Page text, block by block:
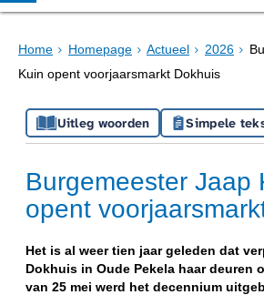
Home Homepage Actueel 2026
Kuin opent voorjaarsmarkt Dokhuis
Uitleg woorden Simpele
Burgemeester Jaap
opent
Het is al weer tien jaar geleden dat
Dokhuis in Oude Pekela haar deuren
van 25 mei werd het decennium